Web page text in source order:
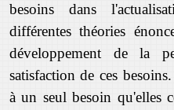
besoins dans
différentes théories
développement de la
satisfaction de ces
à un seul besoin qu'elles